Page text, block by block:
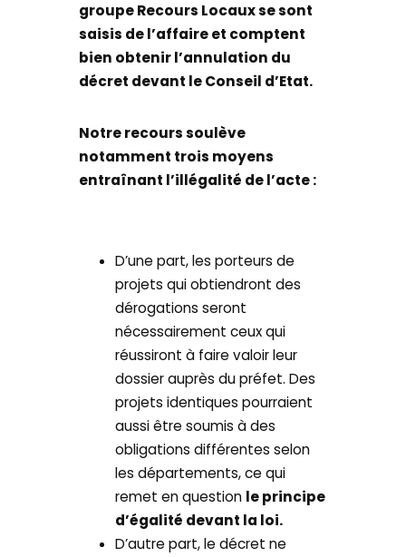
groupe Recours Locaux se sont
saisis de l’affaire et comptent
bien obtenir l’annulation du
décret devant le Conseil d’Etat.
Notre recours soulève
notamment trois moyens
entraînant l’illégalité de l’acte :
D’une part, les porteurs de
projets qui obtiendront des
dérogations seront
nécessairement ceux qui
réussiront à faire valoir leur
dossier auprès du préfet. Des
projets identiques pourraient
aussi être soumis à des
obligations différentes selon
les départements, ce qui
remet en question le principe
d’égalité devant la loi.
D’autre part, le décret ne